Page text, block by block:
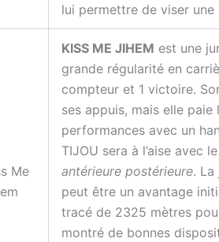
lui permettre de viser
Me
KISS ME JIHEM est une
grande régularité en
compteur et 1 victoire.
ses appuis, mais elle
performances avec un
TIJOU sera à l’aise avec le
antérieure postérieure.
peut être un avantage
tracé de 2325 mètres
montré de bonnes